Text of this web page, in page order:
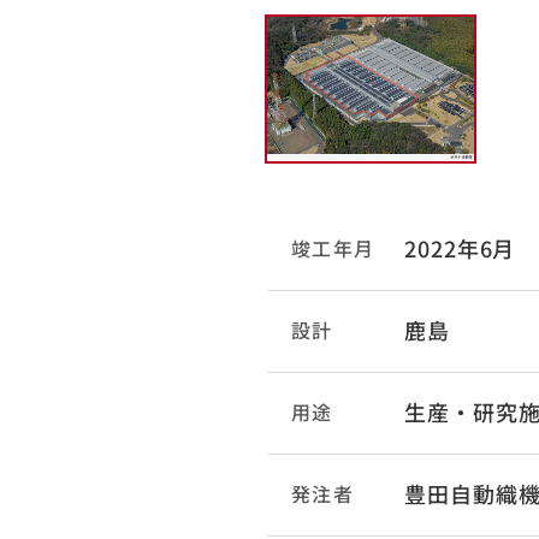
竣工年月 2022年6月
設計 鹿島
用途 生産・研究
発注者 豊田自動織